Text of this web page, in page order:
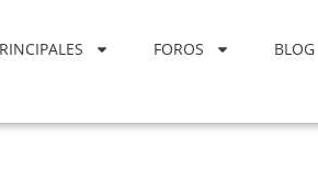
FOROS BLOG